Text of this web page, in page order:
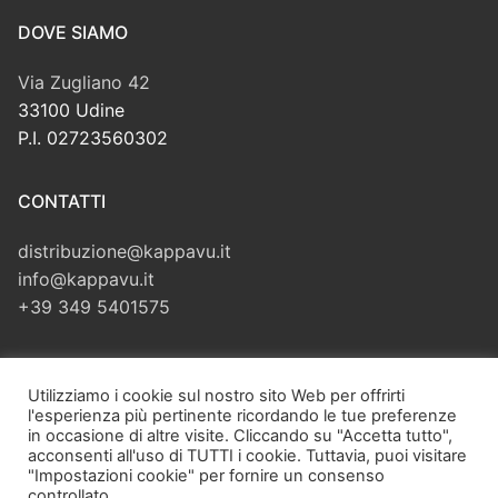
DOVE SIAMO
Via Zugliano 42
33100 Udine
P.I. 02723560302
CONTATTI
distribuzione@kappavu.it
info@kappavu.it
+39 349 5401575
Cerca:
Utilizziamo i cookie sul nostro sito Web per offrirti
l'esperienza più pertinente ricordando le tue preferenze
in occasione di altre visite. Cliccando su "Accetta tutto",
acconsenti all'uso di TUTTI i cookie. Tuttavia, puoi visitare
"Impostazioni cookie" per fornire un consenso